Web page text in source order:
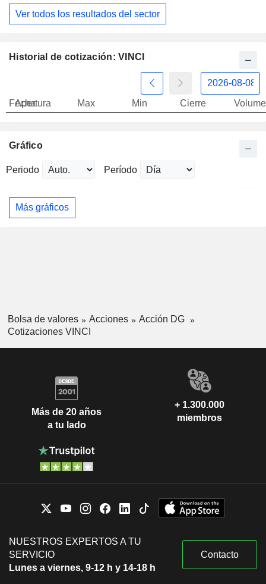
Ver todos los resultados del sector
Historial de cotización: VINCI
Fecha
Apertura Max Min Cierre
Gráfico
Periodo Período
Más gráficos
Bolsa de valores Acciones
Acción DG
Cotizaciones VINCI
Más de 20 años
a tu lado
+ 1.300.000
miembros
NUESTROS EXPERTOS A TU
SERVICIO
Lunes a viernes, 9-12 h y 14-18 h
Contacto